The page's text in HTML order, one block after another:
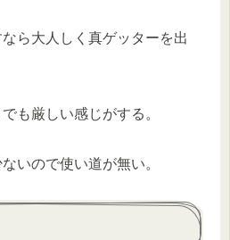
ら大人しく真ゲッターを出
も厳しい感じがする。
いので使い道が無い。